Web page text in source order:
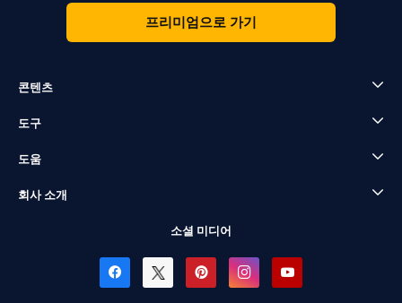
프리미엄으로 가기
콘텐츠
도구
도움
회사 소개
소셜 미디어